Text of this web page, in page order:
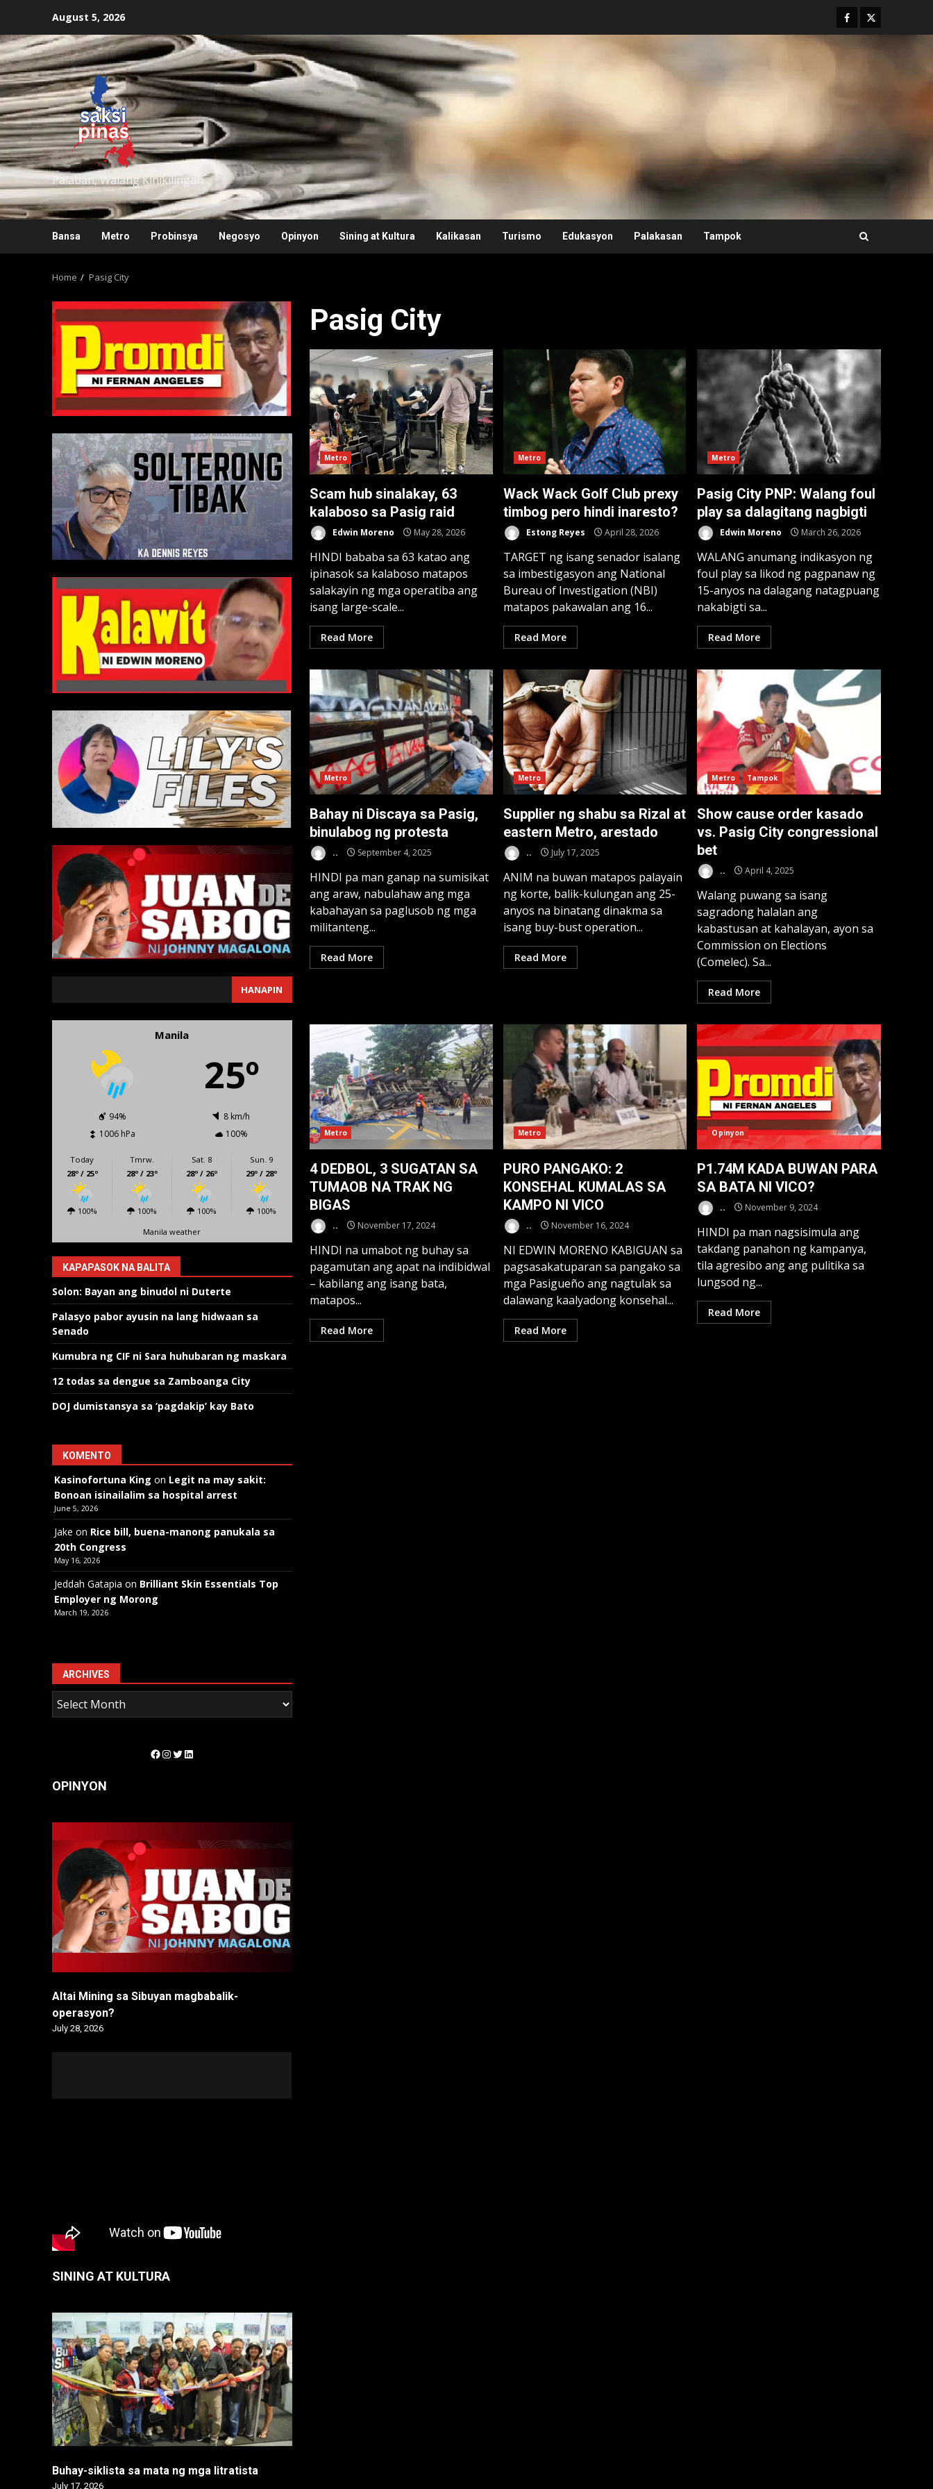
content
August 5, 2026 Facebook
Twitter
Palaban, Walang Kinikilingan
Bansa Metro Probinsya Negosyo Opinyon Sining at Kultura Kalikasan Turismo Edukasyon Palakasan Tampok
Home Pasig City
Pasig City
Metro
Scam hub sinalakay, 63
kalaboso sa Pasig raid
Edwin Moreno May 28, 2026
HINDI bababa sa 63 katao ang
ipinasok sa kalaboso matapos
salakayin ng mga operatiba ang
isang large-scale...
Read More
Metro
Wack Wack Golf Club prexy
timbog pero hindi inaresto?
Estong Reyes April 28, 2026
TARGET ng isang senador isalang
sa imbestigasyon ang National
Bureau of Investigation (NBI)
matapos pakawalan ang 16...
Read More
Metro
Pasig City PNP: Walang foul
play sa dalagitang nagbigti
Edwin Moreno March 26, 2026
WALANG anumang indikasyon ng
foul play sa likod ng pagpanaw ng
15-anyos na dalagang natagpuang
nakabigti sa...
Read More
Metro
Bahay ni Discaya sa Pasig,
binulabog ng protesta
.. September 4, 2025
HINDI pa man ganap na sumisikat
ang araw, nabulahaw ang mga
kabahayan sa paglusob ng mga
militanteng...
Read More
Metro
Supplier ng shabu sa Rizal at
eastern Metro, arestado
.. July 17, 2025
ANIM na buwan matapos palayain
ng korte, balik-kulungan ang 25-
anyos na binatang dinakma sa
isang buy-bust operation...
Read More
Metro Tampok
Show cause order kasado
vs. Pasig City congressional
bet
.. April 4, 2025
Walang puwang sa isang
sagradong halalan ang
kabastusan at kahalayan, ayon sa
Commission on Elections
(Comelec). Sa...
Read More
Metro
4 DEDBOL, 3 SUGATAN SA
TUMAOB NA TRAK NG
BIGAS
.. November 17, 2024
HINDI na umabot ng buhay sa
pagamutan ang apat na indibidwal
– kabilang ang isang bata,
matapos...
Read More
Metro
PURO PANGAKO: 2
KONSEHAL KUMALAS SA
KAMPO NI VICO
.. November 16, 2024
NI EDWIN MORENO KABIGUAN sa
pagsasakatuparan sa pangako sa
mga Pasigueño ang nagtulak sa
dalawang kaalyadong konsehal...
Read More
Opinyon
P1.74M KADA BUWAN PARA
SA BATA NI VICO?
.. November 9, 2024
HINDI pa man nagsisimula ang
takdang panahon ng kampanya,
tila agresibo ang ang pulitika sa
lungsod ng...
Read More
HANAPIN
Manila
25º
94%
8 km/h
1006 hPa
100%
Today
28º / 25º
100%
Tmrw.
28º / 23º
100%
Sat. 8
28º / 26º
100%
Sun. 9
29º / 28º
100%
Manila weather
KAPAPASOK NA BALITA
Solon: Bayan ang binudol ni Duterte
Palasyo pabor ayusin na lang hidwaan sa
Senado
Kumubra ng CIF ni Sara huhubaran ng maskara
12 todas sa dengue sa Zamboanga City
DOJ dumistansya sa ‘pagdakip’ kay Bato
KOMENTO
Kasinofortuna King on Legit na may sakit:
Bonoan isinailalim sa hospital arrest
June 5, 2026
Jake on Rice bill, buena-manong panukala sa
20th Congress
May 16, 2026
Jeddah Gatapia on Brilliant Skin Essentials Top
Employer ng Morong
March 19, 2026
ARCHIVES
Facebook
Instagram
Twitter
LinkedIn
OPINYON
Altai Mining sa Sibuyan magbabalik-
operasyon?
July 28, 2026
SINING AT KULTURA
Buhay-siklista sa mata ng mga litratista
July 17, 2026